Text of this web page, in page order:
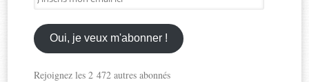
mon
email
ici
Oui, je veux m'abonner !
Rejoignez les 2 472 autres abonnés